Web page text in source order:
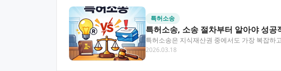
특허소송
특허소송, 소송 절차부터 알아야 성
특허소송은 지식재산권 중에서도 가장 복잡하
지, 그리고 어떻게 효과적…
2026.03.18